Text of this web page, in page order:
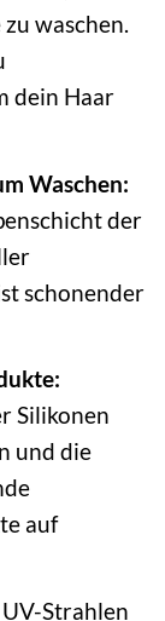
waschen.
dein Haar
Waschen:
der
schonender
Silikonen
und die
auf
UV-Strahlen